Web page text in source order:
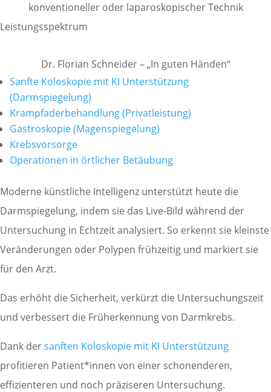
konventioneller oder laparoskopischer Technik
Leistungsspektrum
Dr. Florian Schneider – „In guten Händen“
Sanfte Koloskopie mit KI Unterstützung
(Darmspiegelung)
Krampfaderbehandlung (Privatleistung)
Gastroskopie (Magenspiegelung)
Krebsvorsorge
Operationen in örtlicher Betäubung
Moderne künstliche Intelligenz unterstützt heute die
Darmspiegelung, indem sie das Live-Bild während der
Untersuchung in Echtzeit analysiert. So erkennt sie kleinste
Veränderungen oder Polypen frühzeitig und markiert sie
für den Arzt.
Das erhöht die Sicherheit, verkürzt die Untersuchungszeit
und verbessert die Früherkennung von Darmkrebs.
Dank dersanften Koloskopie mit KI Unterstützung
profitieren Patient*innen von einer schonenderen,
effizienteren und noch präziseren Untersuchung.